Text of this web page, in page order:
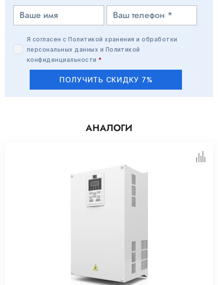
Я согласен сПолитикой хранения и обработки
персональных данных и Политикой
конфиденциальности *
ПОЛУЧИТЬ СКИДКУ 7%
АНАЛОГИ